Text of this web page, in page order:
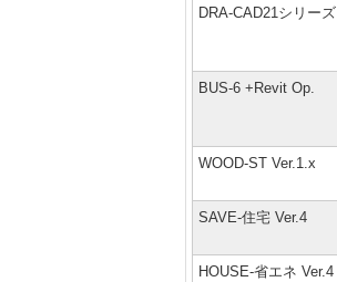
DRA-CAD21シリーズ
BUS-6 +Revit Op.
WOOD-ST Ver.1.x
SAVE-住宅 Ver.4
HOUSE-省エネ Ver.4